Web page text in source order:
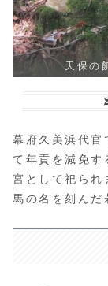
天保の
幕府久美浜代官
て年貢を減免す
宮として祀られ
馬の名を刻んだ